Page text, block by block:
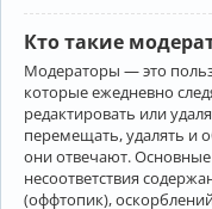
Кто такие
Модераторы — это
которые ежедневно
редактировать или
перемещать, удалять и
они отвечают.
несоответствия
(оффтопик),